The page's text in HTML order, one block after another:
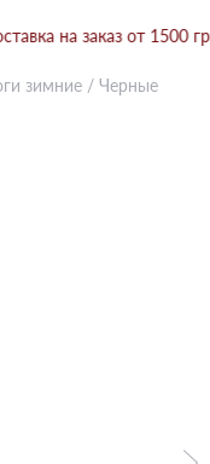
на заказ от 1500
зимние / Черные